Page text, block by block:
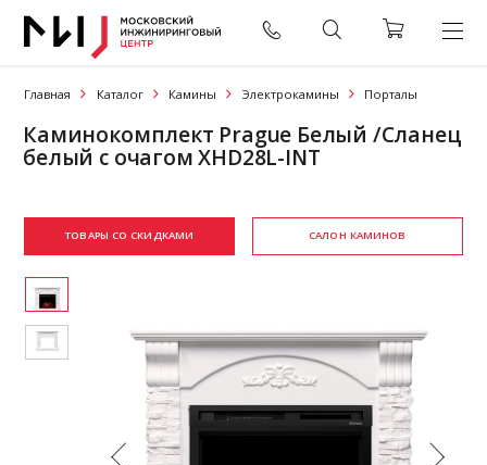
Главная Каталог Камины Электрокамины Порталы
Каминокомплект Prague Белый /Сланец
белый с очагом XHD28L-INT
ТОВАРЫ СО СКИДКАМИ САЛОН КАМИНОВ